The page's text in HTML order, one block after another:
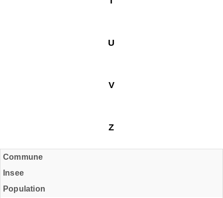
U
V
Z
Commune
Insee
Population